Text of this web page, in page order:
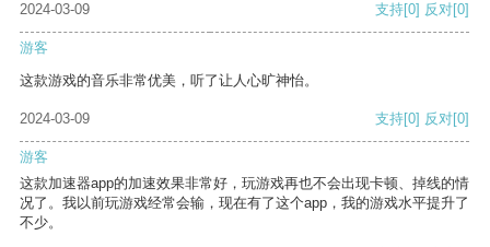
2024-03-09
支持[0] 反对[0]
游客
这款游戏的音乐非常优美，听了让人心旷神怡。
2024-03-09 支持[0] 反对[0]
游客
这款加速器app的加速效果非常好，玩游戏再也不会出现卡顿、掉线的情
况了。我以前玩游戏经常会输，现在有了这个app，我的游戏水平提升了
不少。